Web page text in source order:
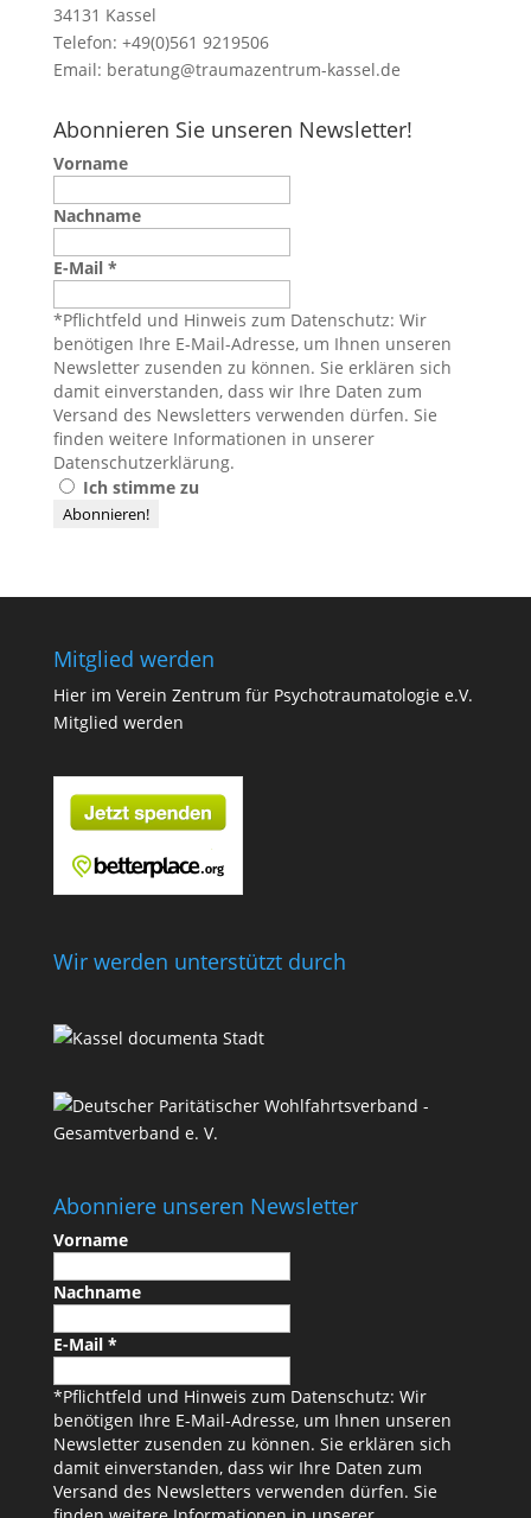
34131 Kassel
Telefon: +49(0)561 9219506
Email: beratung@traumazentrum-kassel.de
Abonnieren Sie unseren Newsletter!
Vorname
Nachname
E-Mail *
*Pflichtfeld und Hinweis zum Datenschutz: Wir
benötigen Ihre E-Mail-Adresse, um Ihnen unseren
Newsletter zusenden zu können. Sie erklären sich
damit einverstanden, dass wir Ihre Daten zum
Versand des Newsletters verwenden dürfen. Sie
finden weitere Informationen in unserer
Datenschutzerklärung.
Ich stimme zu
Mitglied werden
Hier im Verein Zentrum für Psychotraumatologie e.V.
Mitglied werden
Wir werden unterstützt durch
Abonniere unseren Newsletter
Vorname
Nachname
E-Mail *
*Pflichtfeld und Hinweis zum Datenschutz: Wir
benötigen Ihre E-Mail-Adresse, um Ihnen unseren
Newsletter zusenden zu können. Sie erklären sich
damit einverstanden, dass wir Ihre Daten zum
Versand des Newsletters verwenden dürfen. Sie